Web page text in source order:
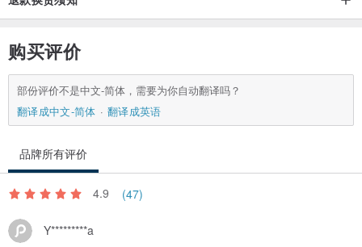
购买评价
部份评价不是中文-简体，需要为你自动翻译吗？
翻译成中文-简体
翻译成英语
品牌所有评价
4.9 (47)
Y*********a